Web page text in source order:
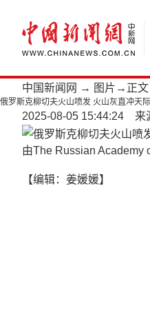
中国新闻网 → 图片 →正文
俄罗斯克柳切夫火山喷发 火山灰直冲天际
2025-08-05 15:44:24 来
由The Russian Academy
【编辑：姜媛媛】